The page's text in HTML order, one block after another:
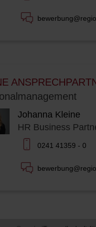
Johanna Kleine
HR Business
0241 41359 - 0